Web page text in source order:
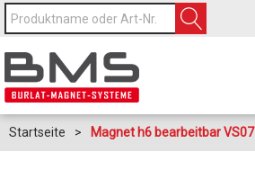
Startseite > Magnet h6 bearbeitbar VS07